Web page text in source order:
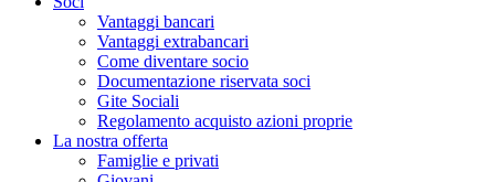
Vantaggi bancari
Vantaggi extrabancari
Come diventare socio
Documentazione riservata soci
Gite Sociali
Regolamento acquisto azioni proprie
La nostra offerta
Famiglie e privati